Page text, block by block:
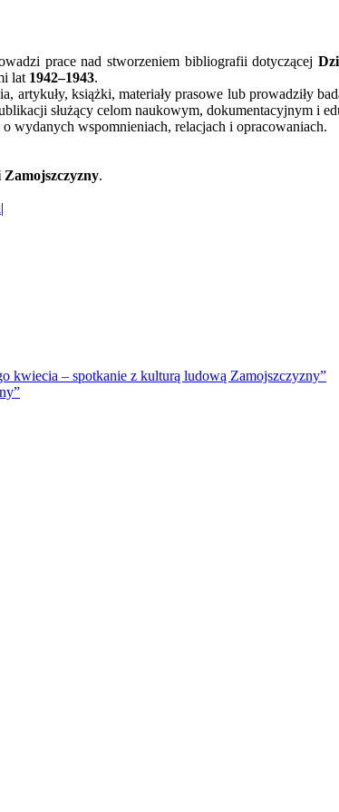
prace nad stworzeniem bibliografii dotyczącej
lat 1942–1943.
artykuły, książki, materiały prasowe lub prowadziły
służący celom naukowym, dokumentacyjnym i
wydanych wspomnieniach, relacjach i opracowaniach.
Zamojszczyzny.
|